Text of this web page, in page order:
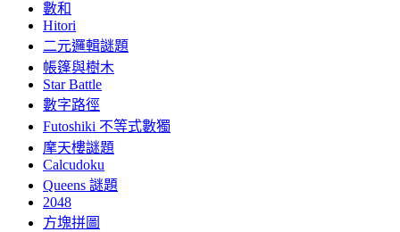
數和
Hitori
二元邏輯謎題
帳篷與樹木
Star Battle
數字路徑
Futoshiki 不等式數獨
摩天樓謎題
Calcudoku
Queens 謎題
2048
方塊拼圖